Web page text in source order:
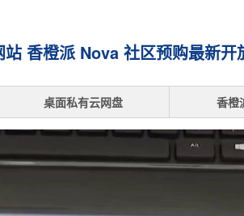
香橙派 Nova 社区预购最新开
桌面私有云网盘 香橙